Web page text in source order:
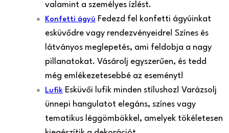
valamint a személyes ízlést.
Konfetti ágyú Fedezd fel konfetti ágyúinkat
esküvődre vagy rendezvényeidre! Színes és
látványos meglepetés, ami feldobja a nagy
pillanatokat. Vásárolj egyszerűen, és tedd
még emlékezetesebbé az eseményt!
Lufik Esküvői lufik minden stílushoz! Varázsolj
ünnepi hangulatot elegáns, színes vagy
tematikus léggömbökkel, amelyek tökéletesen